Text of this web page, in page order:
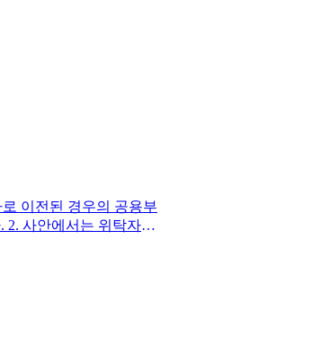
이전된 경우의 공용부
​2. 사안에서는 위탁자의
대한 관리비 납부 의무